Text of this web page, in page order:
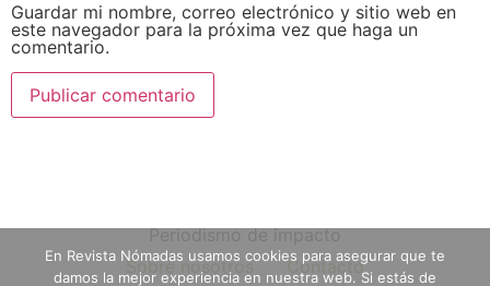
Guardar mi nombre, correo electrónico y sitio web en
este navegador para la próxima vez que haga un
comentario.
Periodismo de impacto
Sobre nosotros
Contacto
En Revista Nómadas usamos cookies para asegurar que te
damos la mejor experiencia en nuestra web. Si estás de